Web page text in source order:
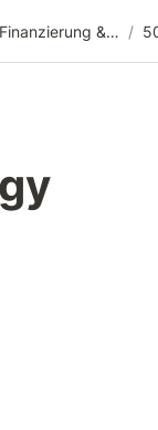
Offene Finanzierung & radikale Transparenz /